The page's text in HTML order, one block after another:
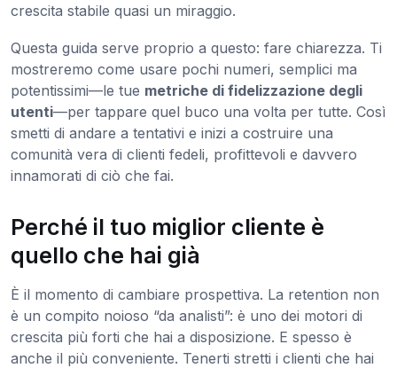
crescita stabile quasi un miraggio.
Questa guida serve proprio a questo: fare chiarezza. Ti
mostreremo come usare pochi numeri, semplici ma
potentissimi—le tue metriche di fidelizzazione degli
utenti—per tappare quel buco una volta per tutte. Così
smetti di andare a tentativi e inizi a costruire una
comunità vera di clienti fedeli, profittevoli e davvero
innamorati di ciò che fai.
Perché il tuo miglior cliente è
quello che hai già
È il momento di cambiare prospettiva. La retention non
è un compito noioso “da analisti”: è uno dei motori di
crescita più forti che hai a disposizione. E spesso è
anche il più conveniente. Tenerti stretti i clienti che hai